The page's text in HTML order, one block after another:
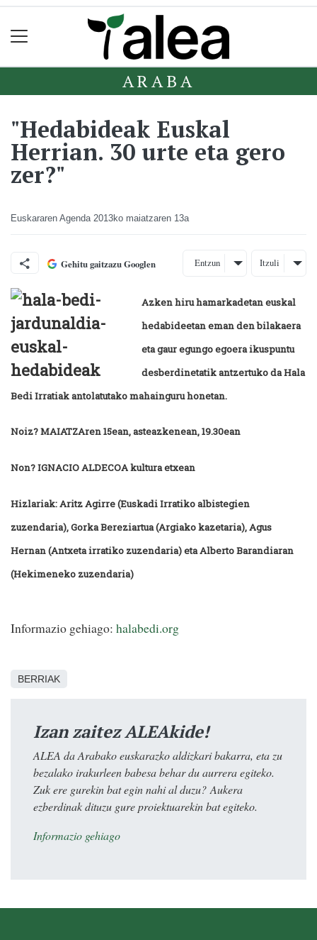
ARABA
"Hedabideak Euskal
Herrian. 30 urte eta gero
zer?"
Euskararen Agenda 2013ko maiatzaren 13a
Gehitu gaitzazu Googlen Entzun Itzuli
Azken hiru hamarkadetan euskal
hedabideetan eman den bilakaera
eta gaur egungo egoera ikuspuntu
desberdinetatik antzertuko da Hala
Bedi Irratiak antolatutako mahainguru honetan.
Noiz? MAIATZAren 15ean, asteazkenean, 19.30ean
Non? IGNACIO ALDECOA kultura etxean
Hizlariak: Aritz Agirre (Euskadi Irratiko albistegien
zuzendaria), Gorka Bereziartua (Argiako kazetaria), Agus
Hernan (Antxeta irratiko zuzendaria) eta Alberto Barandiaran
(Hekimeneko zuzendaria)
Informazio gehiago: halabedi.org
BERRIAK
Izan zaitez ALEAkide!
ALEA da Arabako euskarazko aldizkari bakarra, eta zu
bezalako irakurleen babesa behar du aurrera egiteko.
Zuk ere gurekin bat egin nahi al duzu? Aukera
ezberdinak dituzu gure proiektuarekin bat egiteko.
Informazio gehiago